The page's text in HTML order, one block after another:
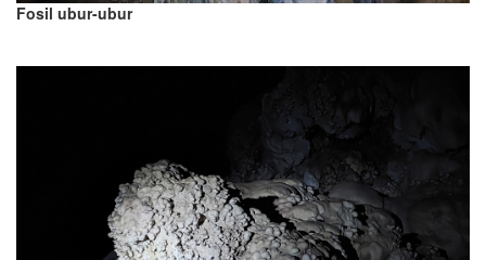
Fosil ubur-ubur